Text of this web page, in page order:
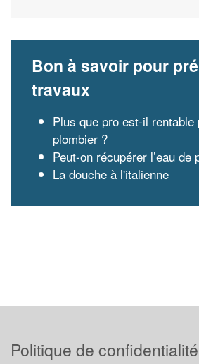
Bon à savoir pour
travaux
Plus que pro est-il rentable
plombier ?
Peut-on récupérer l’eau de
La douche à l'italienne
Politique de confidentialité